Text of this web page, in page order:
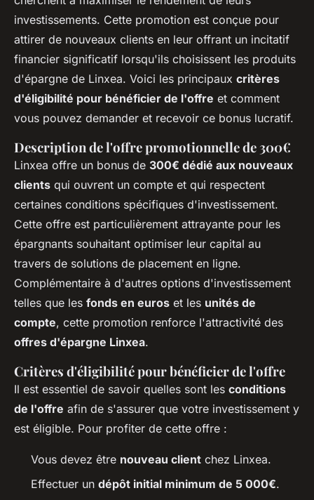
investissements. Cette promotion est conçue pour
attirer de nouveaux clients en leur offrant un incitatif
financier significatif lorsqu'ils choisissent les produits
d'épargne de Linxea. Voici les principaux critères
d'éligibilité pour bénéficier de l'offre et comment
vous pouvez demander et recevoir ce bonus lucratif.
Description de l'offre promotionnelle de 300€
Linxea offre un bonus de 300€ dédié aux nouveaux
clients qui ouvrent un compte et qui respectent
certaines conditions spécifiques d'investissement.
Cette offre est particulièrement attrayante pour les
épargnants souhaitant optimiser leur capital au
travers de solutions de placement en ligne.
Complémentaire à d'autres options d'investissement
telles que les fonds en euros et les unités de
compte, cette promotion renforce l'attractivité des
offres d'épargne Linxea.
Critères d'éligibilité pour bénéficier de l'offre
Il est essentiel de savoir quelles sont les conditions
de l'offre afin de s'assurer que votre investissement y
est éligible. Pour profiter de cette offre :
Vous devez être nouveau client chez Linxea.
Effectuer un dépôt initial minimum de 5 000€.